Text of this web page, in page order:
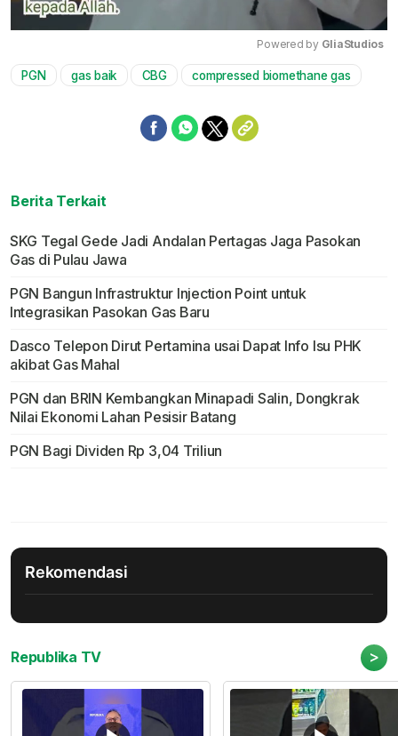
Mute
Powered by GliaStudios
PGN gas baik CBG compressed biomethane gas
Berita Terkait
SKG Tegal Gede Jadi Andalan Pertagas Jaga Pasokan
Gas di Pulau Jawa
PGN Bangun Infrastruktur Injection Point untuk
Integrasikan Pasokan Gas Baru
Dasco Telepon Dirut Pertamina usai Dapat Info Isu PHK
akibat Gas Mahal
PGN dan BRIN Kembangkan Minapadi Salin, Dongkrak
Nilai Ekonomi Lahan Pesisir Batang
PGN Bagi Dividen Rp 3,04 Triliun
Rekomendasi
Republika TV >